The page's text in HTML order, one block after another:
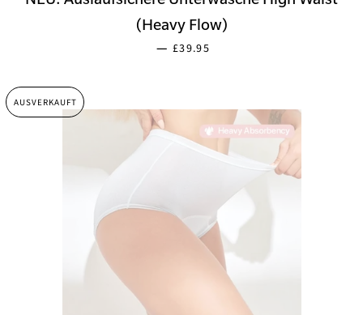
(Heavy Flow)
— SONDERPREIS
£39.95
AUSVERKAUFT